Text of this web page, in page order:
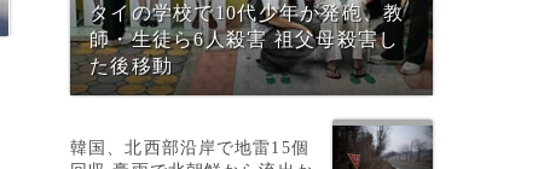
タイの学校で10代少年が発砲、教
師・生徒ら6人殺害 祖父母殺害し
た後移動
韓国、北西部沿岸で地雷15個